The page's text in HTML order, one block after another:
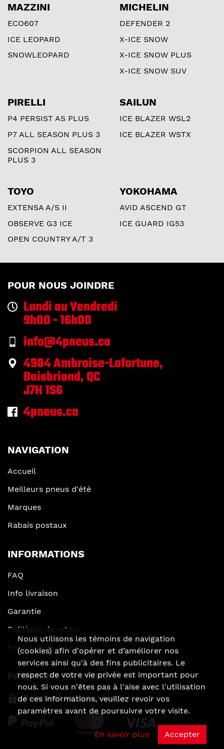
MAZZINI
ECO607
ICE LEOPARD
SNOWLEOPARD
MICHELIN
DEFENDER 2
X-ICE SNOW
X-ICE SNOW PLUS
X-ICE SNOW SUV
PIRELLI
P4 PERSIST AS PLUS
P7 ALL SEASON PLUS 3
SCORPION ALL SEASON
PLUS 3
SAILUN
ICE BLAZER WSL2
ICE BLAZER WSTX
TOYO
EXTENSA A/S II
OBSERVE G3 ICE
OPEN COUNTRY A/T 3
YOKOHAMA
AVID ASCEND GT
ICE GUARD IG53
POUR NOUS JOINDRE
Lundi au Vendredi
9h00 - 16h00
info@4pneus.ca
4904 Ambroise-Lafortune,
Boisbriand, QC
J7H 1S6
4pneus.ca
NAVIGATION
Accueil
Meilleurs pneus d'été
Marques
Rabais postaux
INFORMATIONS
FAQ
Info livraison
Garantie
Politique de retour
Politique de vie privée
PAIEMENT EN LIGNE
Paiement en ligne sécurisé
Nous utilisons les témoins de navigation
(cookies) afin d'opérer et d’améliorer nos
services ainsi qu'à des fins publicitaires. Le
respect de votre vie privée est important pour
nous. Si vous n'êtes pas à l'aise avec l'utilisation
de ces informations, veuillez revoir vos
paramètres avant de poursuivre votre visite.
En savoir plus Accepter